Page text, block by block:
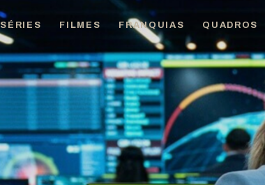
SÉRIES FILMES FRANQUIAS QUADROS